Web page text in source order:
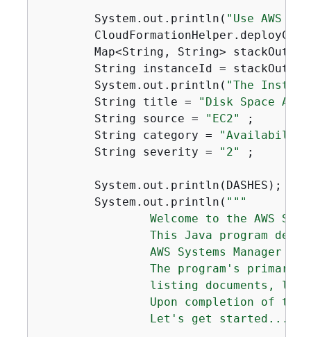
        System.out.println(
"Use AWS
Map<String, String>
String instanceId =
        System.out.println(
"The
        String title =
"Disk Space
        String source =
"EC2"
;
        String category =
        String severity =
"2" ;
        System.out.println(DASHES);
        System.out.println(
"" "
Welcome to the AWS
This Java program
AWS Systems Manager
The program's primary
listing documents,
Upon completion of
                Let's get started...